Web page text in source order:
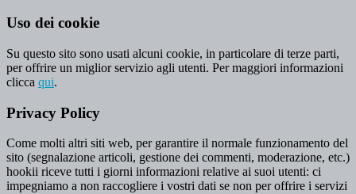
Uso dei cookie
Su questo sito sono usati alcuni cookie, in particolare di terze parti,
per offrire un miglior servizio agli utenti. Per maggiori informazioni
clicca qui.
Privacy Policy
Come molti altri siti web, per garantire il normale funzionamento del
sito (segnalazione articoli, gestione dei commenti, moderazione, etc.)
hookii riceve tutti i giorni informazioni relative ai suoi utenti: ci
impegniamo a non raccogliere i vostri dati se non per offrire i servizi